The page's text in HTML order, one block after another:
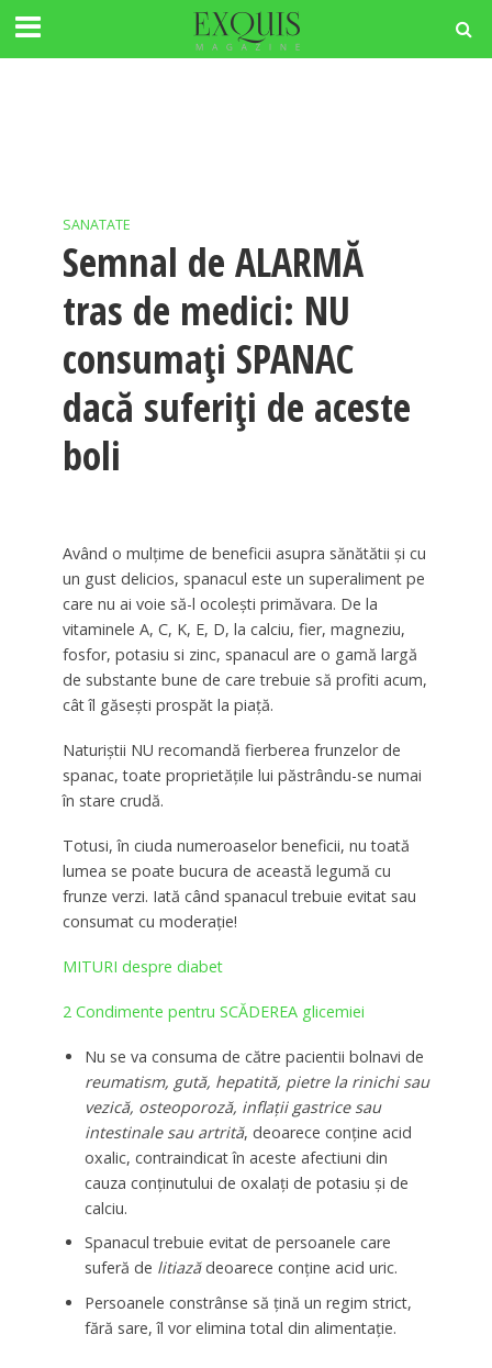
SANATATE
Semnal de ALARMĂ
tras de medici: NU
consumați SPANAC
dacă suferiți de aceste
boli
Având o mulțime de beneficii asupra sănătătii și cu
un gust delicios, spanacul este un superaliment pe
care nu ai voie să-l ocolești primăvara. De la
vitaminele A, C, K, E, D, la calciu, fier, magneziu,
fosfor, potasiu si zinc, spanacul are o gamă largă
de substante bune de care trebuie să profiti acum,
cât îl găsești prospăt la piață.
Naturiştii NU recomandă fierberea frunzelor de
spanac, toate proprietăţile lui păstrându-se numai
în stare crudă.
Totusi, în ciuda numeroaselor beneficii, nu toată
lumea se poate bucura de această legumă cu
frunze verzi. Iată când spanacul trebuie evitat sau
consumat cu moderaţie!
MITURI despre diabet
2 Condimente pentru SCĂDEREA glicemiei
Nu se va consuma de către pacientii bolnavi de
reumatism, gută, hepatită, pietre la rinichi sau
vezică, osteoporoză, inflaţii gastrice sau
intestinale sau artrită, deoarece conţine acid
oxalic, contraindicat în aceste afectiuni din
cauza conţinutului de oxalaţi de potasiu şi de
calciu.
Spanacul trebuie evitat de persoanele care
suferă de litiazădeoarece conţine acid uric.
Persoanele constrânse să ţină un regim strict,
fără sare, îl vor elimina total din alimentaţie.